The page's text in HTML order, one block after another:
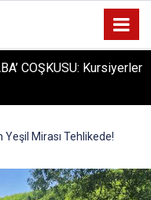
COŞKUSU: Kursiyerler
Yeşil Mirası Tehlikede!